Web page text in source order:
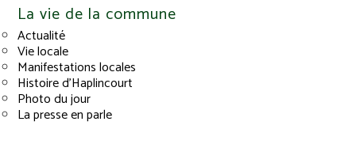
La vie de la commune
Actualité
Vie locale
Manifestations locales
Histoire d’Haplincourt
Photo du jour
La presse en parle